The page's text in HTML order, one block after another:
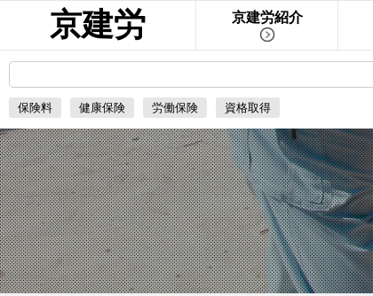
京建労 京建労紹介
保険料 健康保険 労働保険 資格取得